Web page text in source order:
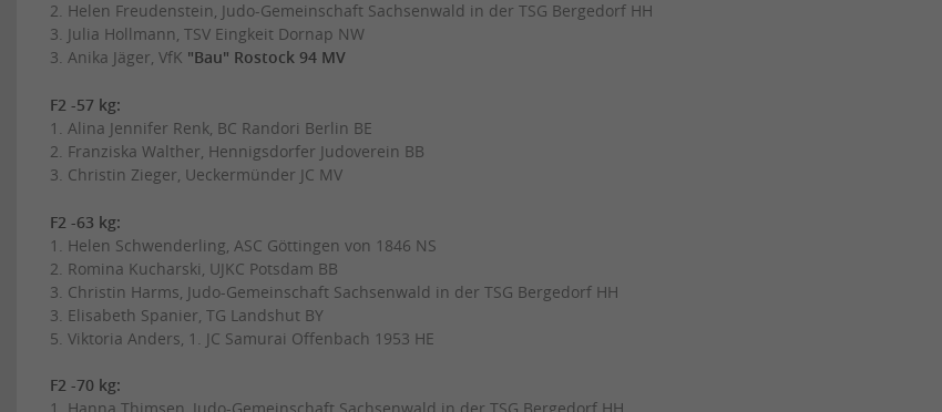
2. Helen Freudenstein, Judo-Gemeinschaft Sachsenwald in der TSG Bergedorf HH
3. Julia Hollmann, TSV Eingkeit Dornap NW
3. Anika Jäger, VfK "Bau" Rostock 94 MV
F2 -57 kg:
1. Alina Jennifer Renk, BC Randori Berlin BE
2. Franziska Walther, Hennigsdorfer Judoverein BB
3. Christin Zieger, Ueckermünder JC MV
F2 -63 kg:
1. Helen Schwenderling, ASC Göttingen von 1846 NS
2. Romina Kucharski, UJKC Potsdam BB
3. Christin Harms, Judo-Gemeinschaft Sachsenwald in der TSG Bergedorf HH
3. Elisabeth Spanier, TG Landshut BY
5. Viktoria Anders, 1. JC Samurai Offenbach 1953 HE
F2 -70 kg: